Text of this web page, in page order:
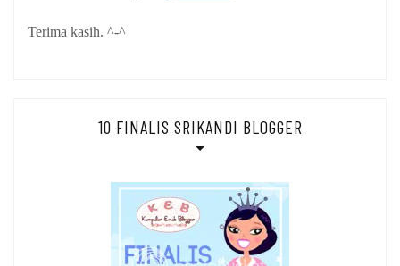
Terima kasih. ^-^
10 FINALIS SRIKANDI BLOGGER